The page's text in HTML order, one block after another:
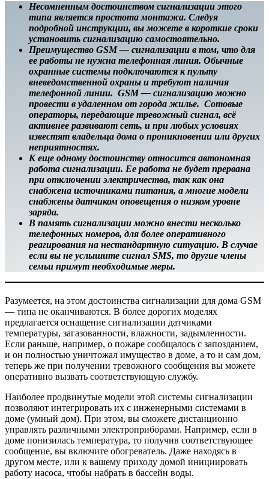
Несомненным достоинством сигнализации этого
типа является простота монтажа. Следуя
подробной инструкции, вы можете в короткие сроки
установить сигнализацию самостоятельно.
Преимущество GSM — сигнализации в том, что для
ее работы не нужна телефонная линия. Обычные
охранные системы подключаются к пульту
вневедомственной охраны и требуют наличия
телефонной линии. GSM — сигнализацию можно
провести в удаленном от города жилье. Сотовые
операторы, передающие тревожный сигнал, всё
активнее развивают сеть, и при любых условиях
известят владельца дома о проникновении или других
неприятностях.
К еще одному достоинству относится автономная
работа сигнализации. Ее работа не будет прервана
при отключении электричества, так как она
снабжена источниками питания, а многие модели
снабжены датчиком оповещения о низком уровне
заряда.
В память сигнализации можно внести несколько
телефонных номеров, для более оперативного
реагирования на нестандартную ситуацию. В случае
если вы не услышите сигнал SMS, то другие члены
семьи примут необходимые меры.
Разумеется, на этом достоинства сигнализации для дома GSM
— типа не оканчиваются. В более дорогих моделях
предлагается оснащение сигнализации датчиками
температуры, загазованности, влажности, задымленности.
Если раньше, например, о пожаре сообщалось с запозданием,
и он полностью уничтожал имущество в доме, а то и сам дом,
теперь же при получении тревожного сообщения вы можете
оперативно вызвать соответствующую службу.
Наиболее продвинутые модели этой системы сигнализации
позволяют интегрировать их с инженерными системами в
доме (умный дом). При этом, вы сможете дистанционно
управлять различными электроприборами. Например, если в
доме понизилась температура, то получив соответствующее
сообщение, вы включите обогреватель. Даже находясь в
другом месте, или к вашему приходу домой инициировать
работу насоса, чтобы набрать в бассейн воды.